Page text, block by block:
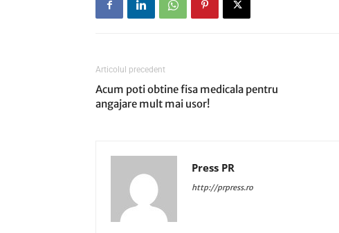
Articolul precedent
Acum poti obtine fisa medicala pentru
angajare mult mai usor!
Press PR
http://prpress.ro